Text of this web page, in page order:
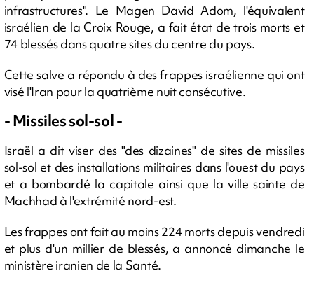
infrastructures". Le Magen David Adom, l'équivalent
israélien de la Croix Rouge, a fait état de trois morts et
74 blessés dans quatre sites du centre du pays.
Cette salve a répondu à des frappes israélienne qui ont
visé l'Iran pour la quatrième nuit consécutive.
- Missiles sol-sol -
Israël a dit viser des "des dizaines" de sites de missiles
sol-sol et des installations militaires dans l'ouest du pays
et a bombardé la capitale ainsi que la ville sainte de
Machhad à l'extrémité nord-est.
Les frappes ont fait au moins 224 morts depuis vendredi
et plus d'un millier de blessés, a annoncé dimanche le
ministère iranien de la Santé.